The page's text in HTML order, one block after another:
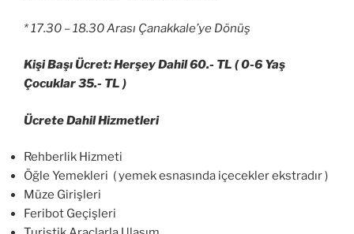
* 17.30 – 18.30 Arası Çanakkale’ye Dönüş
Kişi Başı Ücret: Herşey Dahil 60.- TL ( 0-6 Yaş
Çocuklar 35.- TL )
Ücrete Dahil Hizmetleri
Rehberlik Hizmeti
Öğle Yemekleri ( yemek esnasında içecekler ekstradır )
Müze Girişleri
Feribot Geçişleri